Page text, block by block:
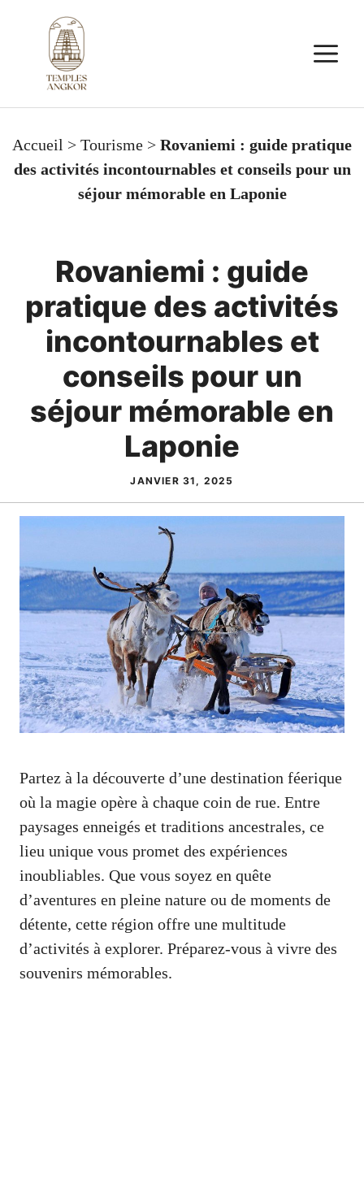
contenu
Accueil > Tourisme > Rovaniemi : guide pratique
des activités incontournables et conseils pour un
séjour mémorable en Laponie
Rovaniemi : guide
pratique des activités
incontournables et
conseils pour un
séjour mémorable en
Laponie
JANVIER 31, 2025
Partez à la découverte d’une destination féerique
où la magie opère à chaque coin de rue. Entre
paysages enneigés et traditions ancestrales, ce
lieu unique vous promet des expériences
inoubliables. Que vous soyez en quête
d’aventures en pleine nature ou de moments de
détente, cette région offre une multitude
d’activités à explorer. Préparez-vous à vivre des
souvenirs mémorables.